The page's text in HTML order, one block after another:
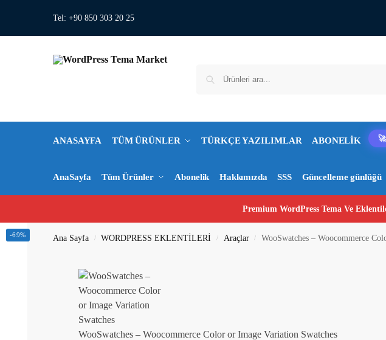
Tel: +90 850 303 20 25
ANASAYFA TÜM ÜRÜNLER TÜRKÇE YAZILIMLAR ABONELİK
AnaSayfa Tüm Ürünler Abonelik Hakkımızda SSS Güncelleme günlüğü
Premium WordPress Tema Ve
Ana Sayfa / WORDPRESS EKLENTİLERİ / Araçlar / WooSwatches – Woocommerce
WooSwatches – Woocommerce Color or Image Variation Swatches
-69%